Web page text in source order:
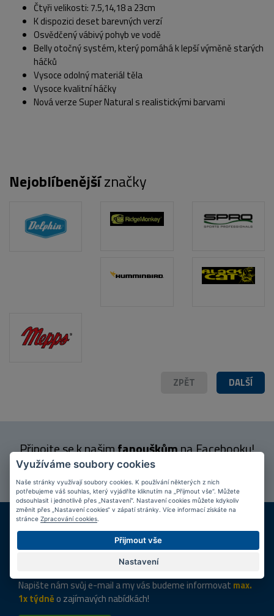
POPIS PRODUKTU
Čtyři velikosti: 7.5,14,18 a 23cm
K dispozici deset barevných verzí
Osvědčený vábivý pohyb ve vodě
Belly otočný systém, který pomáhá k lepší výměně starých
háčků
Vysoce odolný materiál těla
Vysoce kvalitní háčky
Nová verze Super Natural s realistickými barvami
Nejoblíbenějšíznačky
DALŠÍ
ZPĚT
Připojte se k našimfanouškůmna Facebooku!
PŘIPOJIT SE
DOPRAVA ZDARMA
Při nákupu nad 2 000 Kč
KAMENNÉ PRODEJNY
Jsme na trhu více než 10 let
Napište nám svůj e-mail a my vás budeme informovat max.
1x týdně o zajímavých nabídkách!
Využíváme soubory cookies
Naše stránky využívají soubory cookies. K používání některých z nich
potřebujeme váš souhlas, který vyjádříte kliknutím na „Přijmout vše“. Můžete
odsouhlasit i jednotlivě přes „Nastavení“. Nastavení cookies můžete kdykoliv
změnit přes „Nastavení cookies“ v zápatí stránky. Více informací získáte na
stránce Zpracování cookies
Přijmout vše
Nastavení